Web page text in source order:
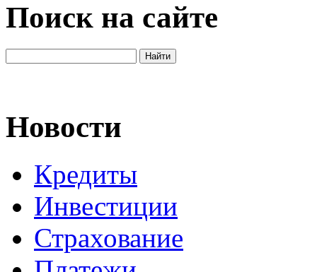
Поиск на сайте
Новости
Кредиты
Инвестиции
Страхование